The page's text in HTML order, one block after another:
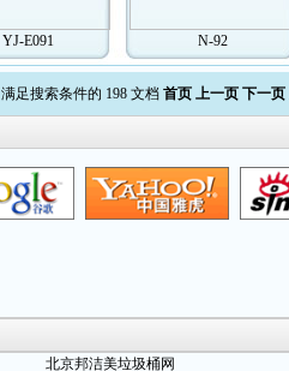
YJ-E091 N-92
满足搜索条件的 198 文档 首页 上一页 下一页
北京邦洁美垃圾桶网